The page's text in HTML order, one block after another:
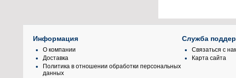
Информация
О компании
Доставка
Политика в отношении обработки персональных
данных
Служба
Связаться с
Карта сайта